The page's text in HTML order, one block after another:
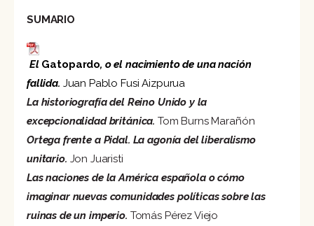
SUMARIO
El Gatopardo, o el nacimiento de una nación
fallida. Juan Pablo Fusi Aizpurua
La historiografía del Reino Unido y la
excepcionalidad británica. Tom Burns Marañón
Ortega frente a Pidal. La agonía del liberalismo
unitario. Jon Juaristi
Las naciones de la América española o cómo
imaginar nuevas comunidades políticas sobre las
ruinas de un imperio. Tomás Pérez Viejo